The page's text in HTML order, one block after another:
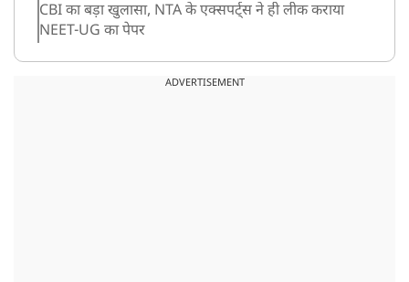
CBI का बड़ा खुलासा, NTA के एक्सपर्ट्स ने ही लीक कराया
NEET-UG का पेपर
उत्तराखंड: हरिद्वार में गंगा उफान पर, जलस्तर में बढ़ोतरी
ADVERTISEMENT